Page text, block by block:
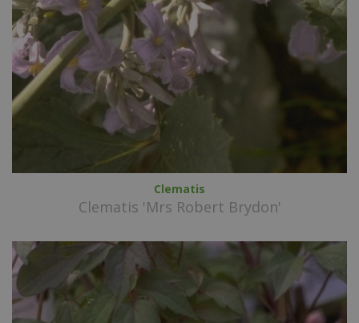
Clematis
Clematis 'Mrs Robert Brydon'